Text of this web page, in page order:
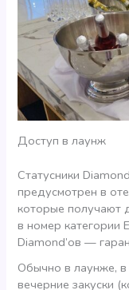
Доступ в лаунж
Статусники
предусмотрен в
которые получают
в номер категории
Diamond’ов —
Обычно в лаунже, в
вечерние закуски